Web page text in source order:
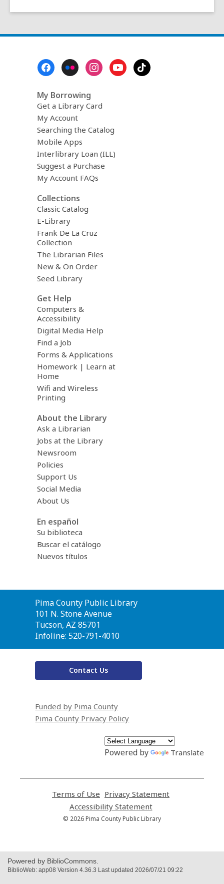
My Borrowing
Get a Library Card
My Account
Searching the Catalog
Mobile Apps
Interlibrary Loan (ILL)
Suggest a Purchase
My Account FAQs
Collections
Classic Catalog
E-Library
Frank De La Cruz
Collection
The Librarian Files
New & On Order
Seed Library
Get Help
Computers &
Accessibility
Digital Media Help
Find a Job
Forms & Applications
Homework | Learn at
Home
Wifi and Wireless
Printing
About the Library
Ask a Librarian
Jobs at the Library
Newsroom
Policies
Support Us
Social Media
About Us
En español
Su biblioteca
Buscar el catálogo
Nuevos títulos
Contact
the
Library
Pima County Public Library
101 N. Stone Avenue
Tucson, AZ 85701
Infoline: 520-791-4010
Contact Us
Funded by Pima County
Pima County Privacy Policy
Powered by Translate
Terms of Use
opens
a
new
Privacy Statement
Accessibility Statement,
opens
© 2026 Pima County Public Library
Powered by BiblioCommons.
BiblioWeb: app08 Version 4.36.3 Last updated 2026/07/21 09:22